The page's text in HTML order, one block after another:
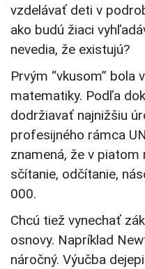
vzdelávať deti v
ako budú žiaci
nevedia, že existujú?
Prvým “vkusom” bola
matematiky. Podľa
dodržiavať najnižšiu
profesijného rámca
znamená, že v
sčítanie, odčítanie,
000.
Chcú tiež vynechať
osnovy. Napríklad
náročný. Výučba